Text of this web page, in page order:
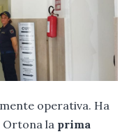
operativa. Ha
la prima